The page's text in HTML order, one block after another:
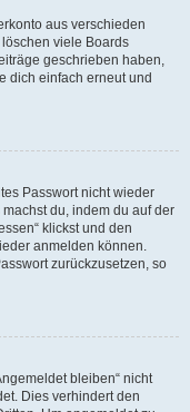
aus verschieden
viele Boards
geschrieben haben,
dich einfach erneut und
Passwort nicht wieder
du, indem du auf der
klickst und den
anmelden können.
zurückzusetzen, so
bleiben“ nicht
Dies verhindert den